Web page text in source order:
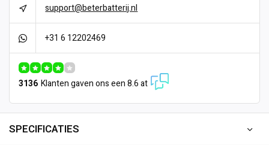
support@beterbatterij.nl
+31 6 12202469
3136 Klanten gaven ons een 8.6 at
SPECIFICATIES